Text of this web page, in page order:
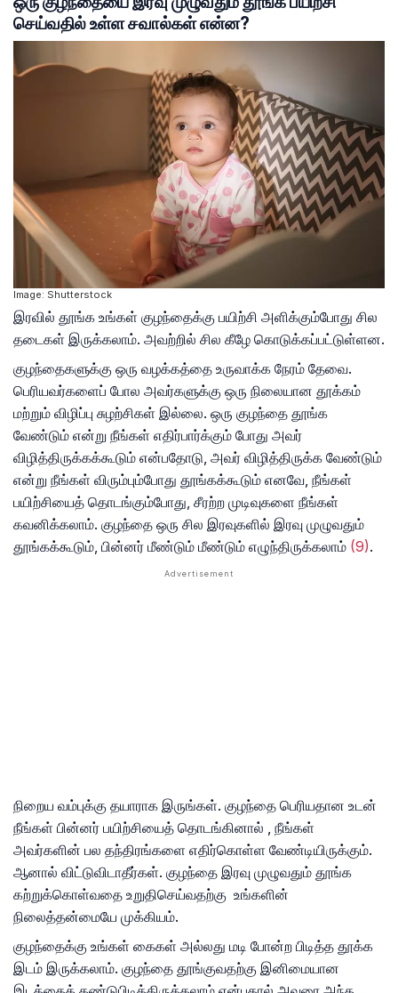
செய்வதில் உள்ள சவால்கள் என்ன?
Image: Shutterstock
இரவில் தூங்க உங்கள் குழந்தைக்கு பயிற்சி அளிக்கும்போது சில
தடைகள் இருக்கலாம். அவற்றில் சில கீழே கொடுக்கப்பட்டுள்ளன.
குழந்தைகளுக்கு ஒரு வழக்கத்தை உருவாக்க நேரம் தேவை.
பெரியவர்களைப் போல அவர்களுக்கு ஒரு நிலையான தூக்கம்
மற்றும் விழிப்பு சுழற்சிகள் இல்லை. ஒரு குழந்தை தூங்க
வேண்டும் என்று நீங்கள் எதிர்பார்க்கும் போது அவர்
விழித்திருக்கக்கூடும் என்பதோடு, அவர் விழித்திருக்க வேண்டும்
என்று நீங்கள் விரும்பும்போது தூங்கக்கூடும் எனவே, நீங்கள்
பயிற்சியைத் தொடங்கும்போது, ​​சீரற்ற முடிவுகளை நீங்கள்
கவனிக்கலாம். குழந்தை ஒரு சில இரவுகளில் இரவு முழுவதும்
தூங்கக்கூடும், பின்னர் மீண்டும் மீண்டும் எழுந்திருக்கலாம் (9).
நிறைய வம்புக்கு தயாராக இருங்கள். குழந்தை பெரியதான உடன்
நீங்கள் பின்னர் பயிற்சியைத் தொடங்கினால் , ​​நீங்கள்
அவர்களின் பல தந்திரங்களை எதிர்கொள்ள வேண்டியிருக்கும்.
ஆனால் விட்டுவிடாதீர்கள். குழந்தை இரவு முழுவதும் தூங்க
கற்றுக்கொள்வதை உறுதிசெய்வதற்கு உங்களின்
நிலைத்தன்மையே முக்கியம்.
குழந்தைக்கு உங்கள் கைகள் அல்லது மடி போன்ற பிடித்த தூக்க
இடம் இருக்கலாம். குழந்தை தூங்குவதற்கு இனிமையான